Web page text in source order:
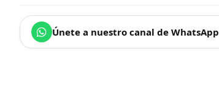
Únete a nuestro canal de WhatsApp